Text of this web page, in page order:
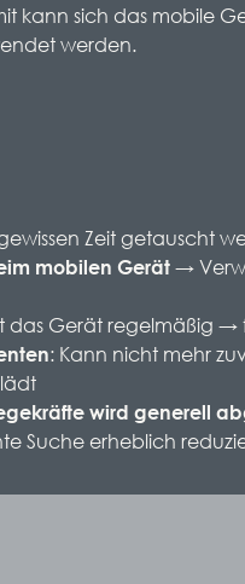
kann sich das mobile
werden.
Zeit getauscht
mobilen Gerät →
das Gerät regelmäßig →
: Kann nicht mehr
wird generell
Suche erheblich